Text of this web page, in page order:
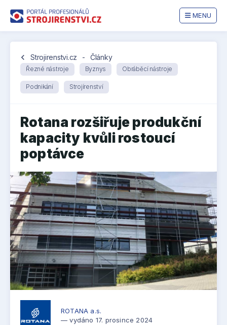
MENU
chevron_left Strojirenstvi.cz - Články
Řezné nástroje Byznys Obráběcí nástroje
Podnikání Strojírenství
Rotana rozšiřuje produkční
kapacity kvůli rostoucí
poptávce
ROTANA a.s.
— vydáno 17. prosince 2024